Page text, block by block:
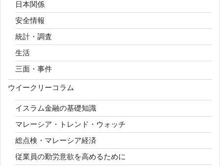
日本関係
安全情報
統計・調査
生活
三面・事件
ウイークリーコラム
イスラム金融の基礎知識
マレーシア・トレンド・ウォッチ
総点検・マレーシア経済
従業員の勤労意欲を高めるために